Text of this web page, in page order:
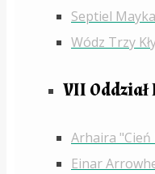
Septiel
Wódz Trzy
VII
Arhaira "Cień
Einar